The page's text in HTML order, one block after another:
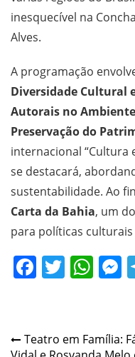
inesquecível na
Alves.
A programação
Diversidade Cultural
Autorais no
Preservação do
internacional “Cultura
se destacará,
sustentabilidade. Ao
Carta da Bahia, um
para políticas
Post
Teatro em Família: